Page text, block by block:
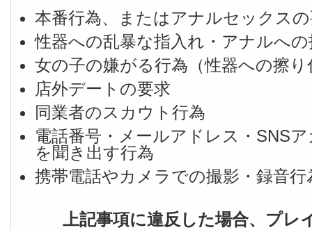
本番行為、またはアナルセックス
性器への乱暴な指入れ・アナルへ
女の子の嫌がる行為（性器への擦
店外デートの要求
同業者のスカウト行為
電話番号・メールアドレス・SNS
を聞き出す行為
携帯電話やカメラでの撮影・録音行
上記事項に違反した場合、プレ